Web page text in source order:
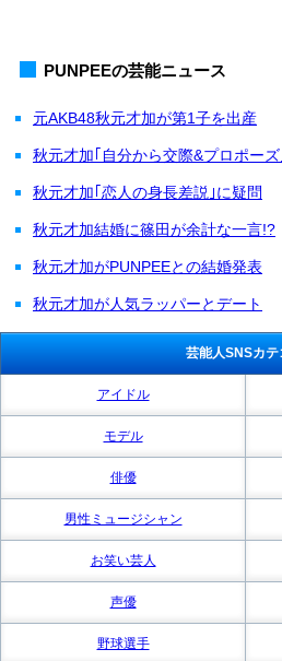
PUNPEEの芸能ニュース
元AKB48秋元才加が第1子を出産
秋元才加｢自分から交際&プロポーズ
秋元才加｢恋人の身長差説｣に疑問
秋元才加結婚に篠田が余計な一言!?
秋元才加がPUNPEEとの結婚発表
秋元才加が人気ラッパーとデート
芸能人SNSカテ
アイドル
モデル
俳優
男性ミュージシャン
お笑い芸人
声優
野球選手